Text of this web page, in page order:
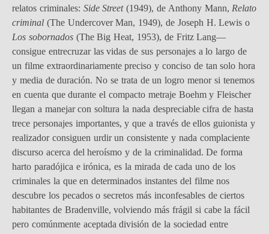
relatos criminales: Side Street(1949), de Anthony Mann, Relato
criminal (The Undercover Man, 1949), de Joseph H. Lewis o
Los sobornados(The Big Heat, 1953), de Fritz Lang—
consigue entrecruzar las vidas de sus personajes a lo largo de
un filme extraordinariamente preciso y conciso de tan solo hora
y media de duración. No se trata de un logro menor si tenemos
en cuenta que durante el compacto metraje Boehm y Fleischer
llegan a manejar con soltura la nada despreciable cifra de hasta
trece personajes importantes, y que a través de ellos guionista y
realizador consiguen urdir un consistente y nada complaciente
discurso acerca del heroísmo y de la criminalidad. De forma
harto paradójica e irónica, es la mirada de cada uno de los
criminales la que en determinados instantes del filme nos
descubre los pecados o secretos más inconfesables de ciertos
habitantes de Bradenville, volviendo más frágil si cabe la fácil
pero comúnmente aceptada división de la sociedad entre